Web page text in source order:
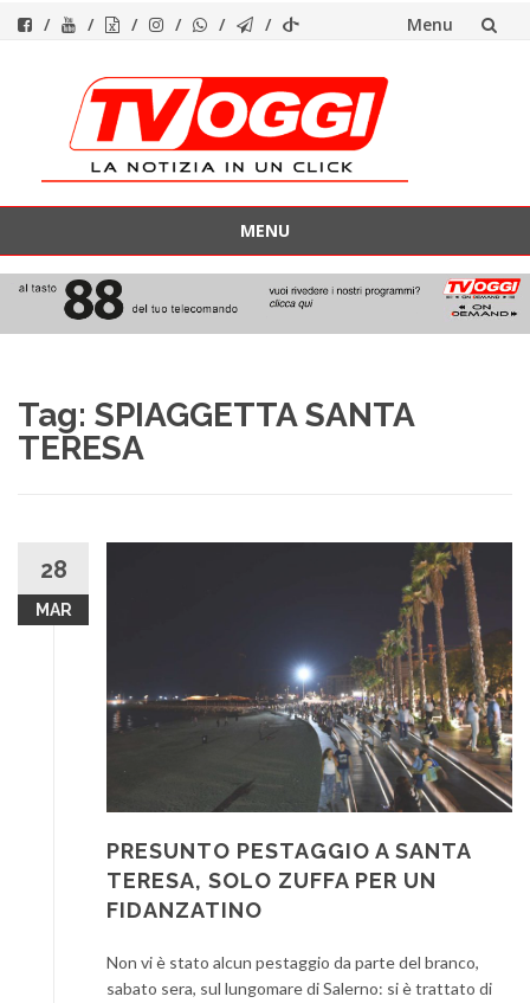
Menu
contenuto
MENU
contenuto
Tag: SPIAGGETTA SANTA
TERESA
28
MAR
PRESUNTO PESTAGGIO A SANTA
TERESA, SOLO ZUFFA PER UN
FIDANZATINO
Non vi è stato alcun pestaggio da parte del branco,
sabato sera, sul lungomare di Salerno: si è trattato di